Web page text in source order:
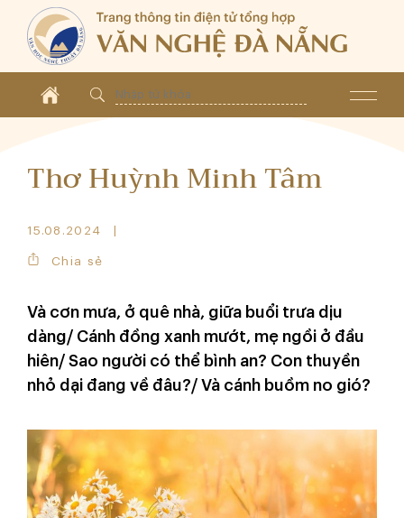
Thơ Huỳnh Minh Tâm
15.08.2024
Chia sẻ
Và cơn mưa, ở quê nhà, giữa buổi trưa dịu
dàng/ Cánh đồng xanh mướt, mẹ ngồi ở đầu
hiên/ Sao người có thể bình an? Con thuyền
nhỏ dại đang về đâu?/ Và cánh buồm no gió?